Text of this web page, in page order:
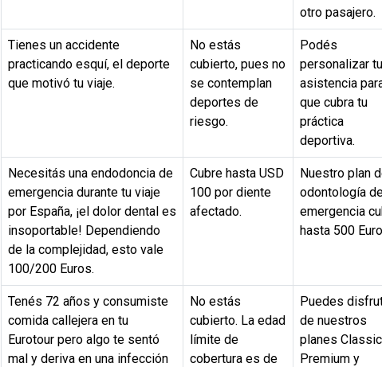
otro pasajero.
Tienes un accidente
practicando esquí, el deporte
que motivó tu viaje.
No estás
cubierto, pues no
se contemplan
deportes de
riesgo.
Podés
personalizar tu
asistencia
que cubra tu
práctica
deportiva.
Necesitás una endodoncia de
emergencia durante tu viaje
por España, ¡el dolor dental es
insoportable! Dependiendo
de la complejidad, esto vale
100/200 Euros.
Cubre hasta USD
100 por diente
afectado.
Nuestro plan
odontología
emergencia
hasta 500
Tenés 72 años y consumiste
comida callejera en tu
Eurotour pero algo te sentó
mal y deriva en una infección
No estás
cubierto. La edad
límite de
cobertura es de
Puedes
de nuestros
planes
Premium y